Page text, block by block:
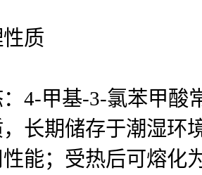
性质
：4-甲基-3-氯苯甲
长期储存于潮湿环
能；受热后可熔化